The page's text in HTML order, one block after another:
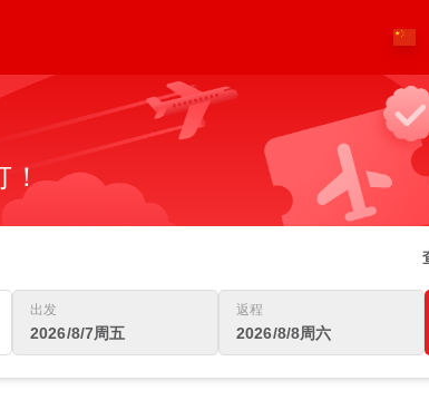
！
出发
2026/8/7周五
返程
2026/8/8周六